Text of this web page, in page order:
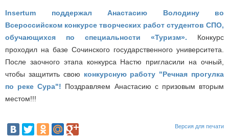
Insertum поддержал Анастасию Володину во
Всероссийском конкурсе творческих работ студентов СПО,
обучающихся по специальности «Туризм».
Конкурс
проходил на базе Сочинского государственного университета.
После заочного этапа конкурса Настю пригласили на очный,
чтобы защитить свою конкурсную работу "Речная прогулка
по реке Сура"! Поздравляем Анастасию с призовым вторым
местом!!!
Версия для печати